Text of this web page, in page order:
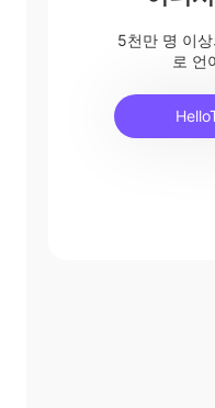
5천만 명 이
로 언